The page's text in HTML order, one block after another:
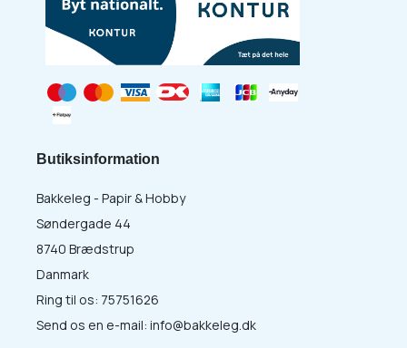
Butiksinformation
Bakkeleg - Papir & Hobby
Søndergade 44
8740 Brædstrup
Danmark
Ring til os: 75751626
Send os en e-mail: info@bakkeleg.dk